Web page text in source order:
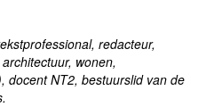
redacteur,
wonen,
docent NT2, bestuurslid van de